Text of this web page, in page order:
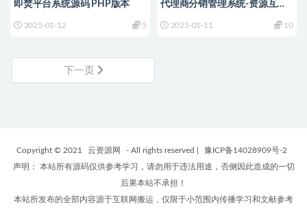
即焚平台系统源码 PHP版本
2025-01-12 5
代理商分销管理系统-资源互联
2025-01-11 10
下一页
Copyright © 2021 云资源网 - All rights reserved
豫ICP备14028909号-2
声明： 本站所有源码仅供参考学习，请勿用于违法用途，否侧因此造成的一切
后果本站不承担！
本站所发布的全部内容源于互联网搬运，仅限于小范围内传播学习和文献参考